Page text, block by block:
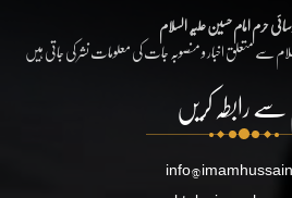
حرم امام حسین علیہ السلام
سے متعلق اخبار و منصوبہ جات کی معلومات نشر کی جاتی ہیں
رابطہ کریں